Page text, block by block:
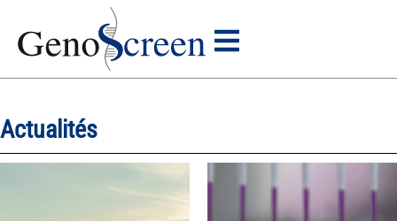
Actualités